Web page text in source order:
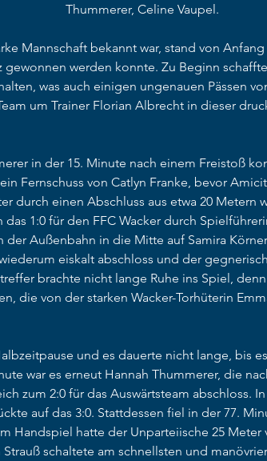
Thummerer, Celine Vaupel.
Mannschaft bekannt war, stand von Anfang
werden konnte. Zu Beginn
was auch einigen ungenauen Pässen
um Trainer Florian Albrecht in dieser
in der 15. Minute nach einem Freistoß
Fernschuss von Catlyn Franke, bevor
durch einen Abschluss aus etwa 20 Metern
1:0 für den FFC Wacker durch
Außenbahn in die Mitte auf Samira
eiskalt abschloss und der
brachte nicht lange Ruhe ins Spiel,
die von der starken Wacker-Torhüterin
und es dauerte nicht lange, bis
war es erneut Hannah Thummerer, die
zum 2:0 für das Auswärtsteam abschloss.
auf das 3:0. Stattdessen fiel in der 77.
Handspiel hatte der Unparteiische 25 Meter
schaltete am schnellsten und